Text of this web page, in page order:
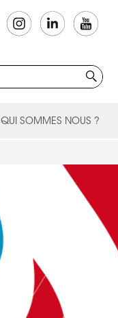
QUI SOMMES NOUS ?